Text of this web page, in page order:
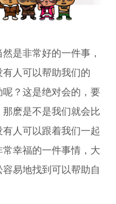
是非常好的一件事，
人可以帮助我们的
？这是绝对会的，要
麽是不是我们就会比
人可以跟着我们一起
幸福的一件事情，大
易地找到可以帮助自